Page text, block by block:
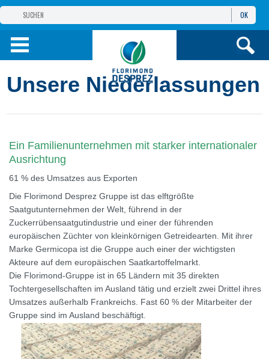
GRUPPE
PRODUKTE
OK
Unsere Niederlassungen
Ein Familienunternehmen mit starker internationaler
Ausrichtung
61 % des Umsatzes aus Exporten
Die Florimond Desprez Gruppe ist das elftgrößte
Saatgutunternehmen der Welt, führend in der
Zuckerrübensaatgutindustrie und einer der führenden
europäischen Züchter von kleinkörnigen Getreidearten. Mit ihrer
Marke Germicopa ist die Gruppe auch einer der wichtigsten
Akteure auf dem europäischen Saatkartoffelmarkt.
Die Florimond-Gruppe ist in 65 Ländern mit 35 direkten
Tochtergesellschaften im Ausland tätig und erzielt zwei Drittel ihres
Umsatzes außerhalb Frankreichs. Fast 60 % der Mitarbeiter der
Gruppe sind im Ausland beschäftigt.